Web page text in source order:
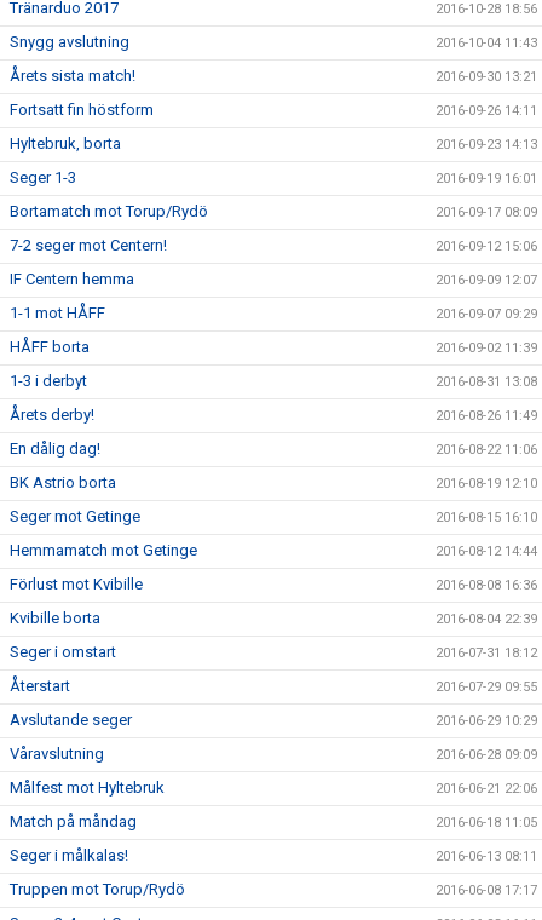
Tränarduo 2017 2016-10-28 18:56
Snygg avslutning 2016-10-04 11:43
Årets sista match! 2016-09-30 13:21
Fortsatt fin höstform 2016-09-26 14:11
Hyltebruk, borta 2016-09-23 14:13
Seger 1-3 2016-09-19 16:01
Bortamatch mot Torup/Rydö 2016-09-17 08:09
7-2 seger mot Centern! 2016-09-12 15:06
IF Centern hemma 2016-09-09 12:07
1-1 mot HÅFF 2016-09-07 09:29
HÅFF borta 2016-09-02 11:39
1-3 i derbyt 2016-08-31 13:08
Årets derby! 2016-08-26 11:49
En dålig dag! 2016-08-22 11:06
BK Astrio borta 2016-08-19 12:10
Seger mot Getinge 2016-08-15 16:10
Hemmamatch mot Getinge 2016-08-12 14:44
Förlust mot Kvibille 2016-08-08 16:36
Kvibille borta 2016-08-04 22:39
Seger i omstart 2016-07-31 18:12
Återstart 2016-07-29 09:55
Avslutande seger 2016-06-29 10:29
Våravslutning 2016-06-28 09:09
Målfest mot Hyltebruk 2016-06-21 22:06
Match på måndag 2016-06-18 11:05
Seger i målkalas! 2016-06-13 08:11
Truppen mot Torup/Rydö 2016-06-08 17:17